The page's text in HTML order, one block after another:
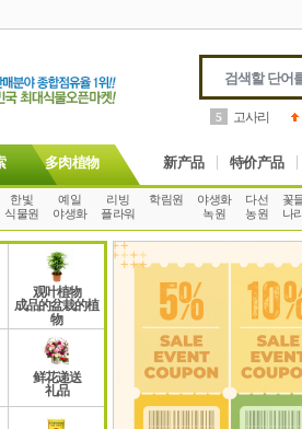
5 고사리
多肉植物 新产品 特价产品
한빛
식물원
예일
야생화
리빙
플라워
학림원
야생화
녹원
다선
농원
꽃
나
观叶植物
成品的盆栽的植
物
鲜花递送
礼品